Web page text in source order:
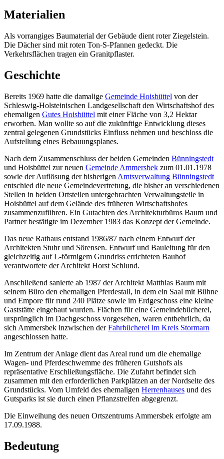
Materialien
Als vorrangiges Baumaterial der Gebäude dient roter Ziegelstein.
Die Dächer sind mit roten Ton-S-Pfannen gedeckt. Die
Verkehrsflächen tragen ein Granitpflaster.
Geschichte
Bereits 1969 hatte die damalige Gemeinde Hoisbüttel von der
Schleswig-Holsteinischen Landgesellschaft den Wirtschaftshof des
ehemaligen Gutes Hoisbüttel mit einer Fläche von 3,2 Hektar
erworben. Man wollte so auf die zukünftige Entwicklung dieses
zentral gelegenen Grundstücks Einfluss nehmen und beschloss die
Aufstellung eines Bebauungsplanes.
Nach dem Zusammenschluss der beiden Gemeinden Bünningstedt
und Hoisbüttel zur neuen Gemeinde Ammersbek zum 01.01.1978
sowie der Auflösung der bisherigen Amtsverwaltung Bünningstedt
entschied die neue Gemeindevertretung, die bisher an verschiedenen
Stellen in beiden Ortsteilen untergebrachten Verwaltungsteile in
Hoisbüttel auf dem Gelände des früheren Wirtschaftshofes
zusammenzuführen. Ein Gutachten des Architekturbüros Baum und
Partner bestätigte im Dezember 1983 das Konzept der Gemeinde.
Das neue Rathaus entstand 1986/87 nach einem Entwurf der
Architekten Stuhr und Sörensen. Entwurf und Bauleitung für den
gleichzeitig auf L-förmigem Grundriss errichteten Bauhof
verantwortete der Architekt Horst Schlund.
Anschließend sanierte ab 1987 der Architekt Matthias Baum mit
seinem Büro den ehemaligen Pferdestall, in dem ein Saal mit Bühne
und Empore für rund 240 Plätze sowie im Erdgeschoss eine kleine
Gaststätte eingebaut wurden. Flächen für eine Gemeindebücherei,
ursprünglich im Dachgeschoss vorgesehen, waren entbehrlich, da
sich Ammersbek inzwischen derFahrbücherei im Kreis Stormarn
angeschlossen hatte.
Im Zentrum der Anlage dient das Areal rund um die ehemalige
Wagen- und Pferdeschwemme des früheren Gutshofs als
repräsentative Erschließungsfläche. Die Zufahrt befindet sich
zusammen mit den erforderlichen Parkplätzen an der Nordseite des
Grundstücks. Vom Umfeld des ehemaligen Herrenhauses und des
Gutsparks ist sie durch einen Pflanzstreifen abgegrenzt.
Die Einweihung des neuen Ortszentrums Ammersbek erfolgte am
17.09.1988.
Bedeutung